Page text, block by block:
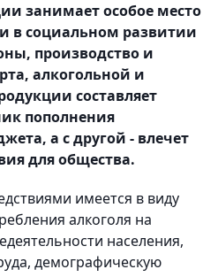
занимает особое место
в социальном развитии
производство и
алкогольной и
составляет
пополнения
а с другой - влечет
для общества.
имеется в виду
алкоголя на
населения,
демографическую